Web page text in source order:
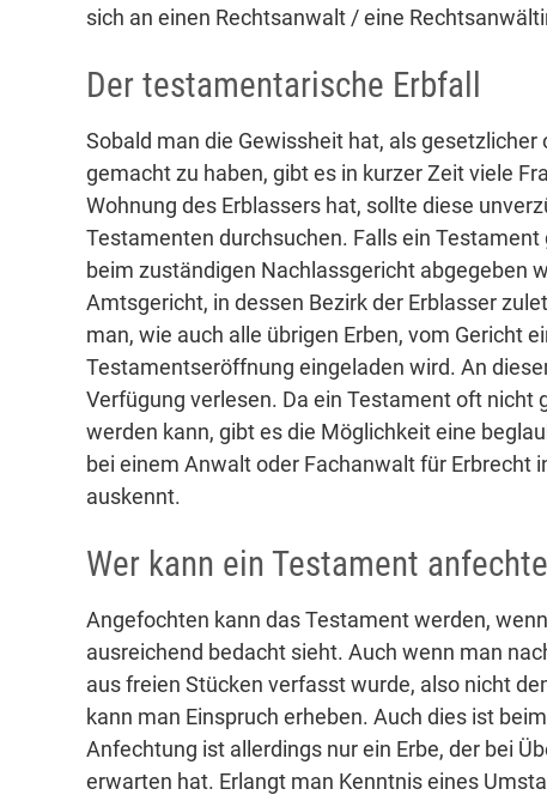
sich an einen Rechtsanwalt / eine
Der testamentarische Erbfall
Sobald man die Gewissheit hat, als
gemacht zu haben, gibt es in kurzer Zeit viele
Wohnung des Erblassers hat, sollte diese
Testamenten durchsuchen. Falls ein
beim zuständigen Nachlassgericht abgegeben
Amtsgericht, in dessen Bezirk der Erblasser
man, wie auch alle übrigen Erben, vom Gericht
Testamentseröffnung eingeladen wird. An
Verfügung verlesen. Da ein Testament oft nicht
werden kann, gibt es die Möglichkeit eine
bei einem Anwalt oder Fachanwalt für Erbrecht
auskennt.
Wer kann ein Testament
Angefochten kann das Testament werden,
ausreichend bedacht sieht. Auch wenn man
aus freien Stücken verfasst wurde, also nicht
kann man Einspruch erheben. Auch dies ist
Anfechtung ist allerdings nur ein Erbe, der bei
erwarten hat. Erlangt man Kenntnis eines